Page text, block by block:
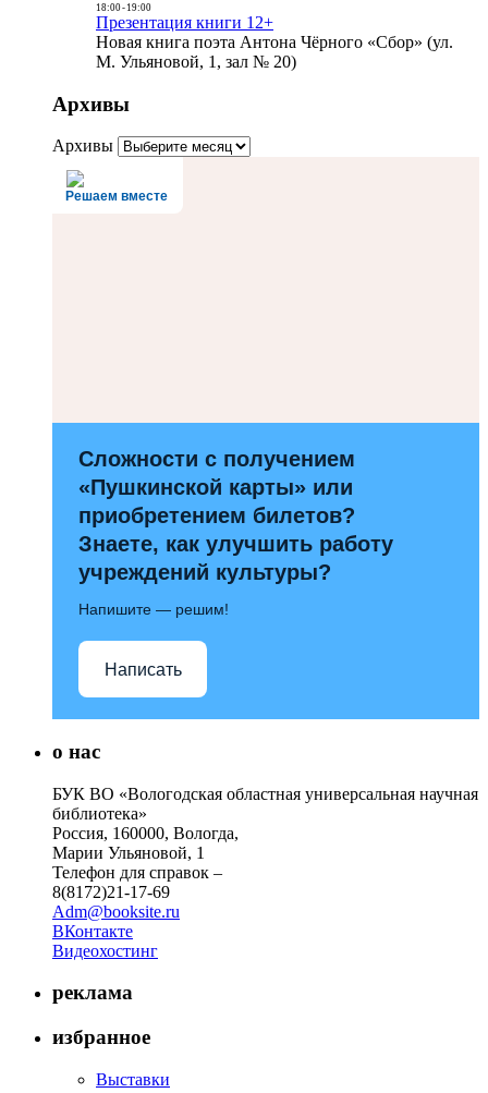
18:00- 19:00
Презентация книги 12+
Новая книга поэта Антона Чёрного «Сбор» (ул.
М. Ульяновой, 1, зал № 20)
Архивы
Архивы
Решаем вместе
Сложности с получением
«Пушкинской карты» или
приобретением билетов?
Знаете, как улучшить работу
учреждений культуры?
Напишите — решим!
Написать
о нас
БУК ВО «Вологодская областная универсальная научная
библиотека»
Россия, 160000, Вологда,
Марии Ульяновой, 1
Телефон для справок –
8(8172)21-17-69
Adm@booksite.ru
ВКонтакте
Видеохостинг
реклама
избранное
Выставки